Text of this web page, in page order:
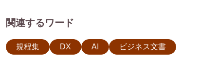
関連するワード
規程集 DX AI ビジネス文書